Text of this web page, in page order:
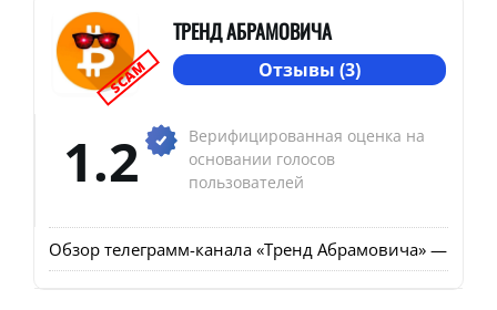
SCAM
ТРЕНД АБРАМОВИЧА
Отзывы (3)
1.2
Верифицированная оценка на
основании голосов
пользователей
Обзор телеграмм-канала «Тренд Абрамовича» —